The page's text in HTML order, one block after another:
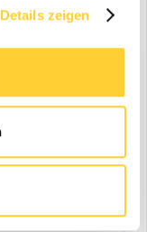
Details zeigen
NÄCHSTE
Wenn du
before it will be